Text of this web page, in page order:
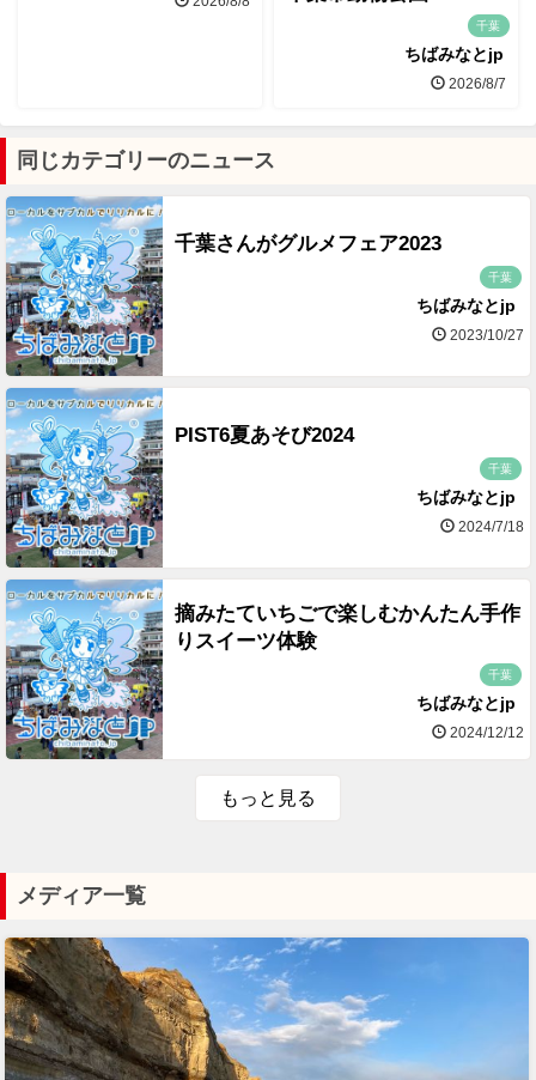
千葉
ちばみなとjp
2026/8/7
同じカテゴリーのニュース
千葉さんがグルメフェア2023
千葉
ちばみなとjp
2023/10/27
PIST6夏あそび2024
千葉
ちばみなとjp
2024/7/18
摘みたていちごで楽しむかんたん手作
りスイーツ体験
千葉
ちばみなとjp
2024/12/12
もっと見る
メディア一覧